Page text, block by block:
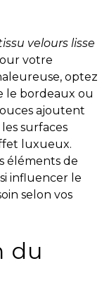
velours lisse
votre
optez
le bordeaux ou
ajoutent
surfaces
luxueux.
éléments de
influencer le
selon vos
du